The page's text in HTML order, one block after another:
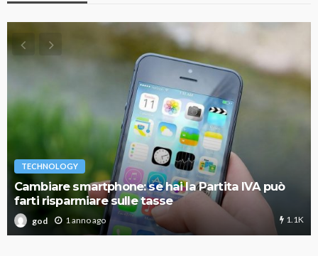
TECHNOLOGY
Cambiare smartphone: se hai la Partita IVA può
farti risparmiare sulle tasse
god 1 anno ago 1.1K